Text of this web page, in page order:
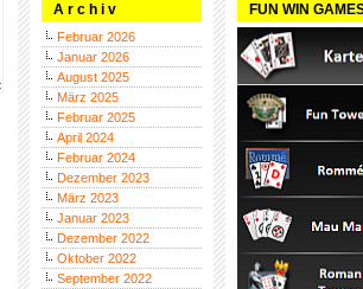
A r c h i v
Februar 2026
Januar 2026
August 2025
März 2025
Februar 2025
April 2024
Februar 2024
Dezember 2023
März 2023
Januar 2023
Dezember 2022
Oktober 2022
September 2022
FUN WIN